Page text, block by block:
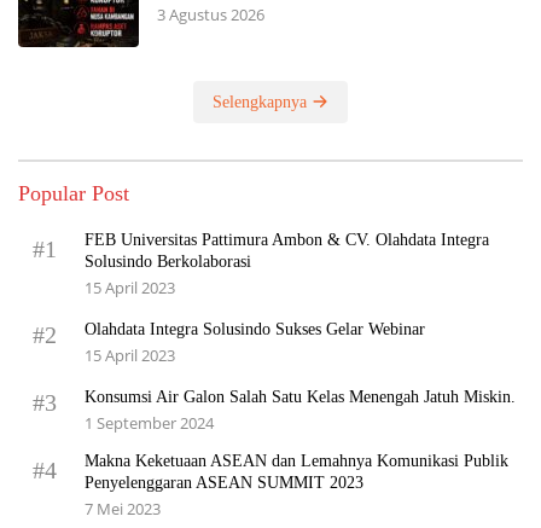
3 Agustus 2026
Selengkapnya
Popular Post
#1
FEB Universitas Pattimura Ambon & CV. Olahdata Integra
Solusindo Berkolaborasi
15 April 2023
#2 Olahdata Integra Solusindo Sukses Gelar Webinar
15 April 2023
#3 Konsumsi Air Galon Salah Satu Kelas Menengah Jatuh Miskin.
1 September 2024
#4
Makna Keketuaan ASEAN dan Lemahnya Komunikasi Publik
Penyelenggaran ASEAN SUMMIT 2023
7 Mei 2023